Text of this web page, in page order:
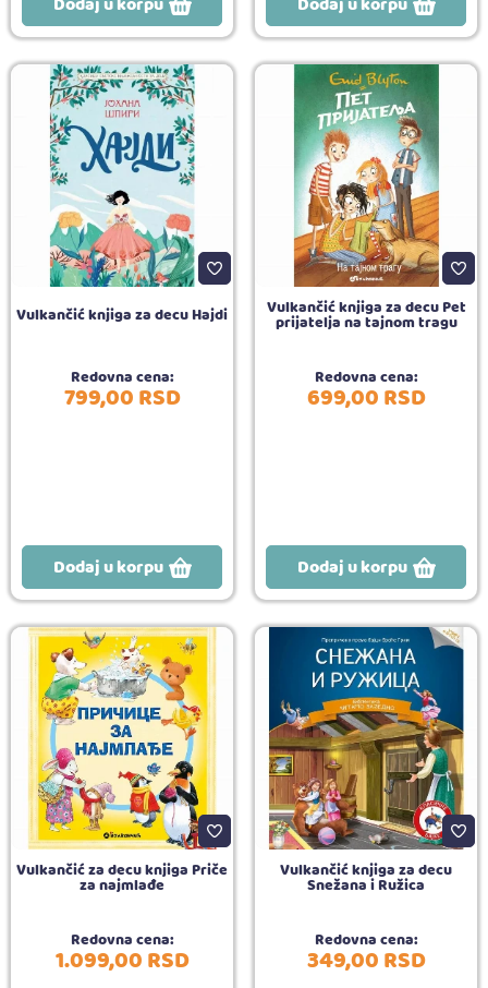
Vulkančić knjiga za decu Hajdi
Redovna cena:
799,00RSD
Dodaj u korpu
Vulkančić knjiga za decu Pet
prijatelja na tajnom tragu
Redovna cena:
699,00RSD
Dodaj u korpu
Vulkančić za decu knjiga Priče
za najmlađe
Redovna cena:
1.099,00RSD
Vulkančić knjiga za decu
Snežana i Ružica
Redovna cena:
349,00RSD